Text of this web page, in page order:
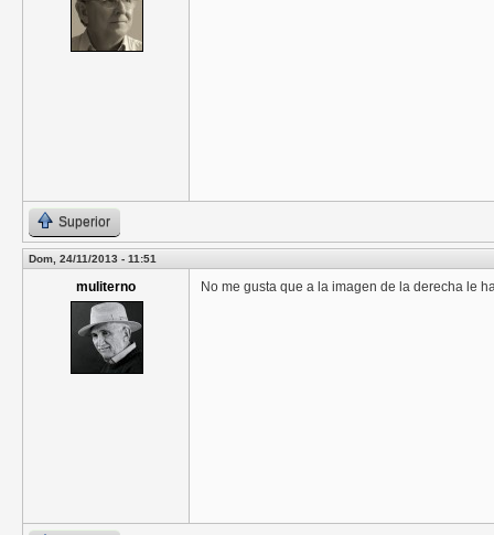
Superior
Dom, 24/11/2013 - 11:51
muliterno No me gusta que a la imagen de la derecha le